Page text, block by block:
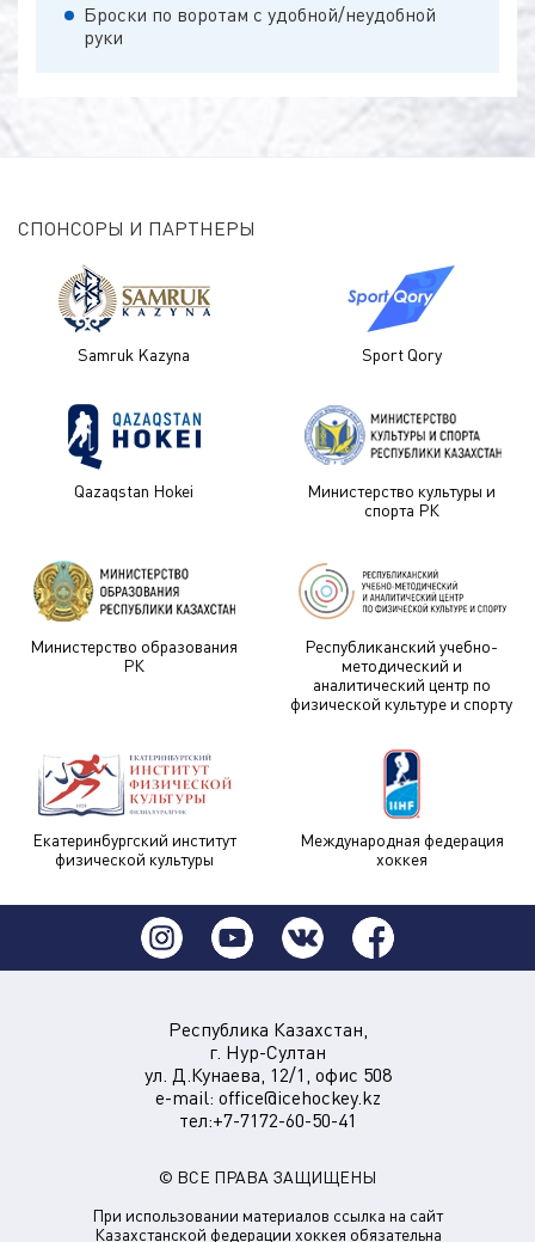
Броски по воротам с удобной/неудобной
руки
СПОНСОРЫ И ПАРТНЕРЫ
Samruk Kazyna Sport Qory
Qazaqstan Hokei
Министерство культуры и
спорта РК
Министерство образования
РК
Республиканский учебно-
методический и
аналитический центр по
физической культуре и спорту
Екатеринбургский институт
физической культуры
Международная федерация
хоккея
Республика Казахстан,
г. Нур-Султан
ул. Д.Кунаева, 12/1, офис 508
e-mail: office@icehockey.kz
тел:+7-7172-60-50-41
© ВСЕ ПРАВА ЗАЩИЩЕНЫ
При использовании материалов ссылка на сайт
Казахстанской федерации хоккея обязательна